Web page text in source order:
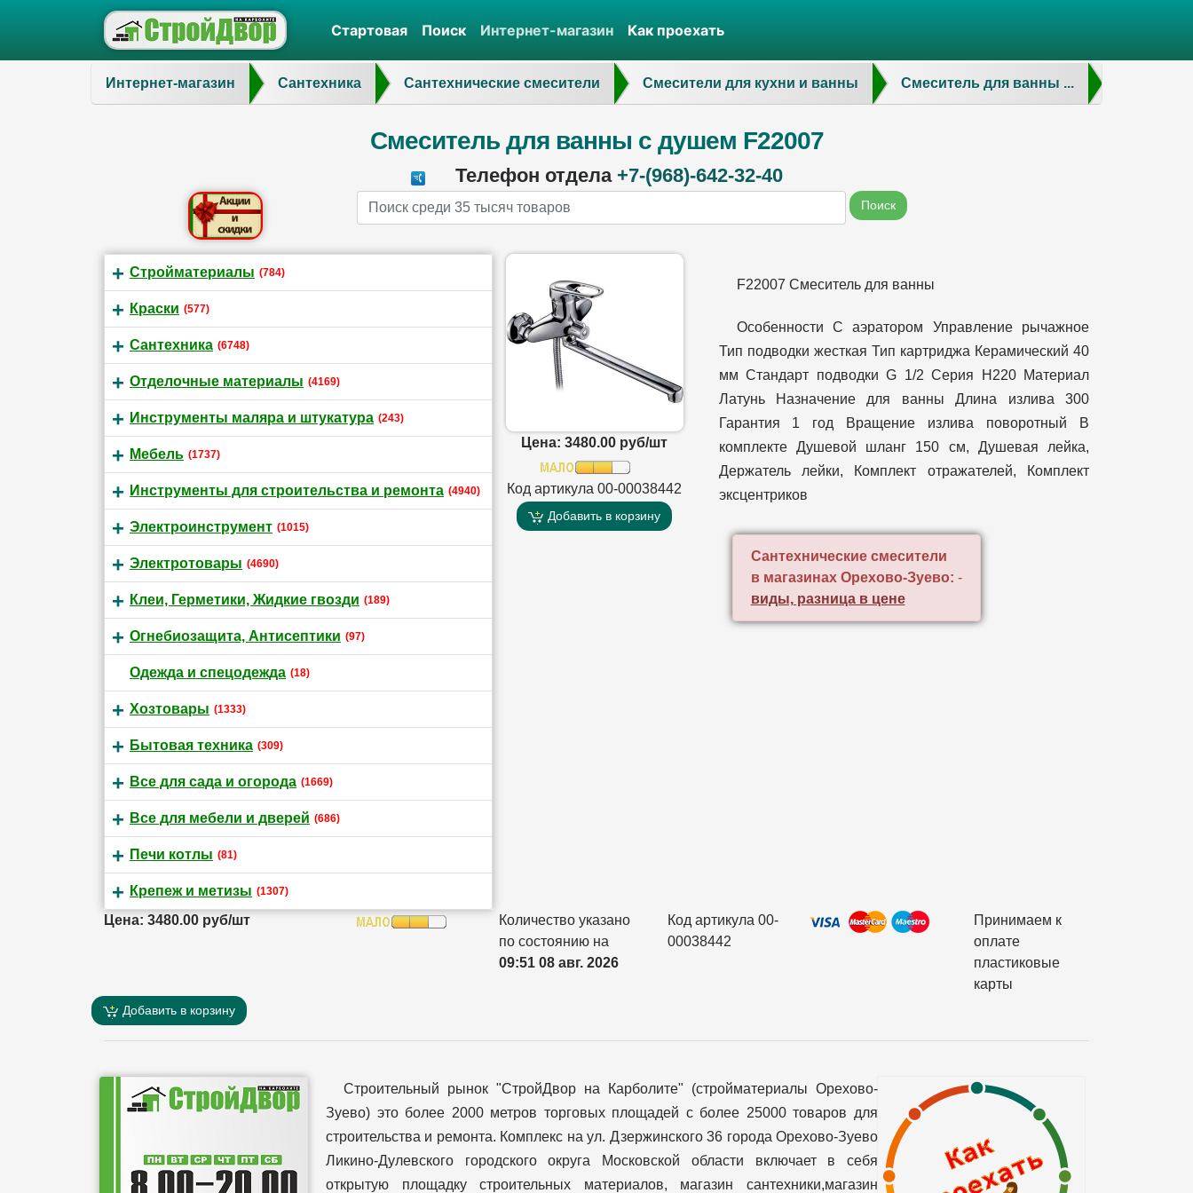
Стартовая Поиск Интернет-магазин Как проехать
Интернет-магазин Сантехника Сантехнические смесители Смесители для кухни и ванны Смеситель для ванны ...
Смеситель для ванны с душем F22007
Телефон отдела +7-(968)-642-32-40
Name Поиск
Стройматериалы (784)
Краски (577)
Сантехника (6748)
Отделочные материалы (4169)
Инструменты маляра и штукатура (243)
Мебель (1737)
Инструменты для строительства и ремонта (4940)
Электроинструмент (1015)
Электротовары (4690)
Клеи, Герметики, Жидкие гвозди (189)
Огнебиозащита, Антисептики (97)
Одежда и спецодежда (18)
Хозтовары (1333)
Бытовая техника (309)
Все для сада и огорода (1669)
Все для мебели и дверей (686)
Печи котлы (81)
Крепеж и метизы (1307)
Цена: 3480.00 руб/шт
Код артикула 00-00038442
Добавить в корзину
F22007 Смеситель для ванны
Особенности С аэратором Управление рычажное
Тип подводки жесткая Тип картриджа Керамический 40
мм Стандарт подводки G 1/2 Серия H220 Материал
Латунь Назначение для ванны Длина излива 300
Гарантия 1 год Вращение излива поворотный В
комплекте Душевой шланг 150 см, Душевая лейка,
Держатель лейки, Комплект отражателей, Комплект
эксцентриков
Сантехнические смесители
в магазинах Орехово-Зуево: -
виды, разница в цене
Цена: 3480.00 руб/шт
Количество указано
по состоянию на
09:51 08 авг. 2026
Код артикула 00-
00038442
Принимаем к
оплате
пластиковые
карты
Добавить в корзину
Строительный рынок "СтройДвор на Карболите" (стройматериалы Орехово-
Зуево) это более 2000 метров торговых площадей с более 25000 товаров для
строительства и ремонта. Комплекс на ул. Дзержинского 36 города Орехово-Зуево
Ликино-Дулевского городского округа Московской области включает в себя
открытую площадку строительных материалов, магазин сантехники,магазин